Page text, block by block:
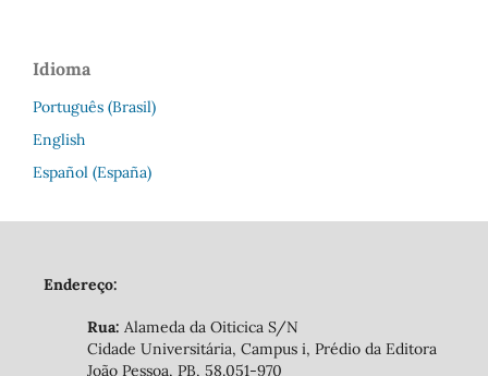
Idioma
Português (Brasil)
English
Español (España)
Endereço:
Rua: Alameda da Oiticica S/N
Cidade Universitária, Campus i, Prédio da Editora
João Pessoa, PB, 58.051-970